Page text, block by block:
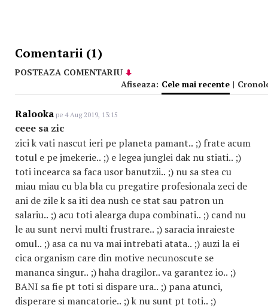
Comentarii (1)
POSTEAZA COMENTARIU
Afiseaza: Cele mai recente |
Ralooka pe 4 Aug 2019, 13:15
ceee sa zic
zici k vati nascut ieri pe planeta pamant.. ;) frate acum
totul e pe jmekerie.. ;) e legea junglei dak nu stiati.. ;)
toti incearca sa faca usor banutzii.. ;) nu sa stea cu
miau miau cu bla bla cu pregatire profesionala zeci de
ani de zile k sa iti dea nush ce stat sau patron un
salariu.. ;) acu toti alearga dupa combinati.. ;) cand nu
le au sunt nervi multi frustrare.. ;) saracia inraieste
omul.. ;) asa ca nu va mai intrebati atata.. ;) auzi la ei
cica organism care din motive necunoscute se
mananca singur.. ;) haha dragilor.. va garantez io.. ;)
BANI sa fie pt toti si dispare ura.. ;) pana atunci,
disperare si mancatorie.. ;) k nu sunt pt toti.. ;)